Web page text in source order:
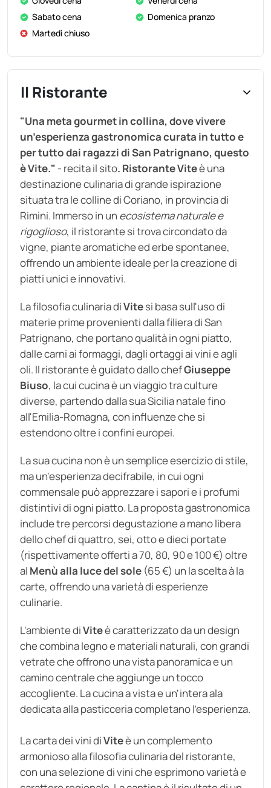
Sabato cena
Domenica pranzo
Martedì chiuso
Il Ristorante
"Una meta gourmet in collina, dove vivere
un’esperienza gastronomica curata in tutto e
per tutto dai ragazzi di San Patrignano, questo
è Vite." - recita il sito. Ristorante Viteè una
destinazione culinaria di grande ispirazione
situata tra le colline di Coriano, in provincia di
Rimini. Immerso in un ecosistema naturale e
rigoglioso, il ristorante si trova circondato da
vigne, piante aromatiche ed erbe spontanee,
offrendo un ambiente ideale per la creazione di
piatti unici e innovativi.
La filosofia culinaria diVitesi basa sull'uso di
materie prime provenienti dalla filiera di San
Patrignano, che portano qualità in ogni piatto,
dalle carni ai formaggi, dagli ortaggi ai vini e agli
oli. Il ristorante è guidato dallo chefGiuseppe
Biuso, la cui cucina è un viaggio tra culture
diverse, partendo dalla sua Sicilia natale fino
all'Emilia-Romagna, con influenze che si
estendono oltre i confini europei.
La sua cucina non è un semplice esercizio di stile,
ma un'esperienza decifrabile, in cui ogni
commensale può apprezzare i sapori e i profumi
distintivi di ogni piatto. La proposta gastronomica
include tre percorsi degustazione a mano libera
dello chef di quattro, sei, otto e dieci portate
(rispettivamente offerti a 70, 80, 90 e 100 €) oltre
al Menù alla luce del sole (65 €) un la scelta à la
carte, offrendo una varietà di esperienze
culinarie.
L'ambiente diViteè caratterizzato da un design
che combina legno e materiali naturali, con grandi
vetrate che offrono una vista panoramica e un
camino centrale che aggiunge un tocco
accogliente. La cucina a vista e un'intera ala
dedicata alla pasticceria completano l'esperienza.
La carta dei vini diViteè un complemento
armonioso alla filosofia culinaria del ristorante,
con una selezione di vini che esprimono varietà e